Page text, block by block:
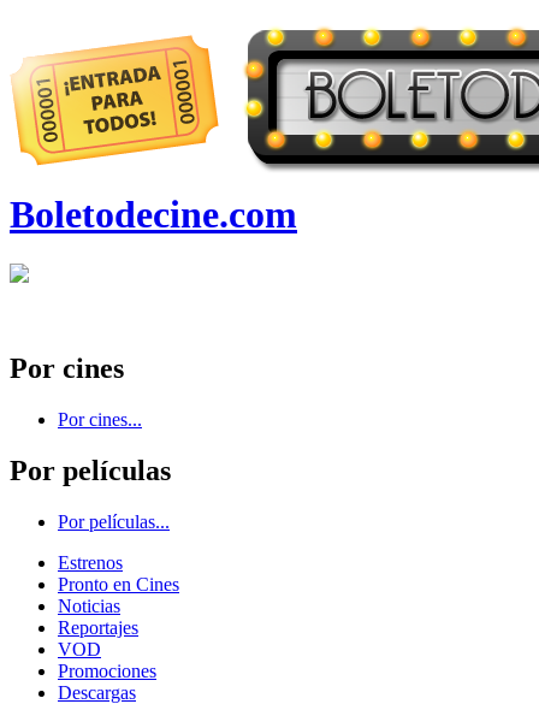
Boletodecine.com
Por cines
Por cines...
Por películas
Por películas...
Estrenos
Pronto en Cines
Noticias
Reportajes
VOD
Promociones
Descargas